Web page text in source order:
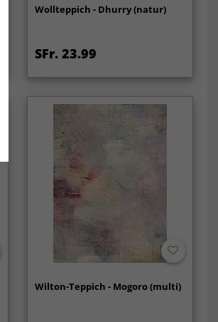
Wollteppich - Dhurry (natur)
SFr. 23.99
Wilton-Teppich - Mogoro (multi)